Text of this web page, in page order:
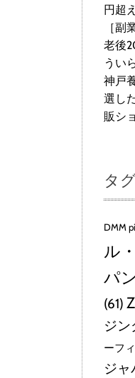
円超
［副
老後
うい
神戸
選し
販シ
タ
DMM
ル
パン
(61)
ジン
ーフ
ジャ